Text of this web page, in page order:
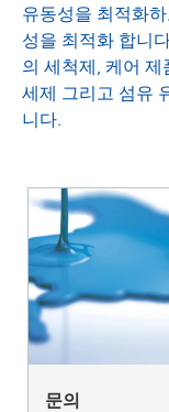
유동성을 최적화
성을 최적화 합니
의 세척제, 케어 제
세제 그리고 섬유
니다.
문의